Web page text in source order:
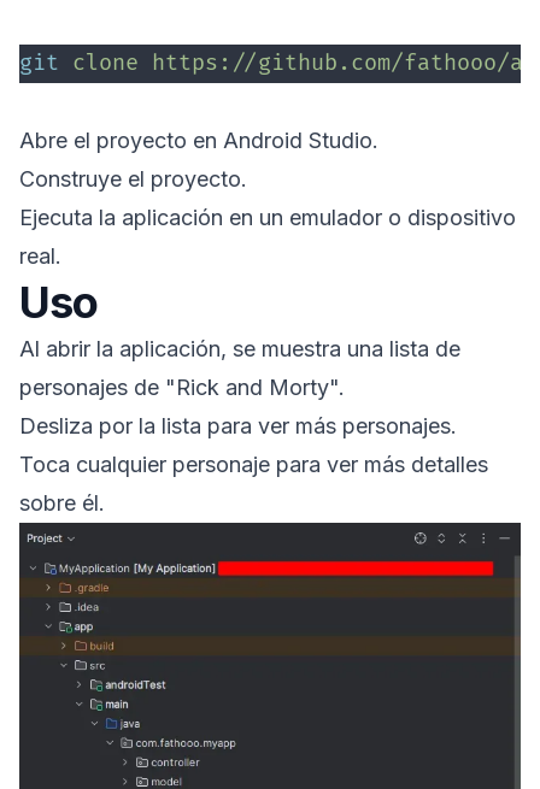
git clone https://github.com/fathooo/
Abre el proyecto en Android Studio.
Construye el proyecto.
Ejecuta la aplicación en un emulador o dispositivo
real.
Uso
Al abrir la aplicación, se muestra una lista de
personajes de "Rick and Morty".
Desliza por la lista para ver más personajes.
Toca cualquier personaje para ver más detalles
sobre él.